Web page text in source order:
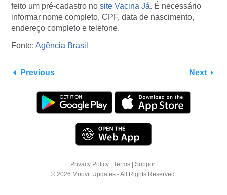
feito um pré-cadastro no site Vacina Já. É necessário
informar nome completo, CPF, data de nascimento,
endereço completo e telefone.
Fonte: Agência Brasil
Previous Next
Privacy Policy Terms
Support
© 2026 Moovit Updates - All Rights Reserved.